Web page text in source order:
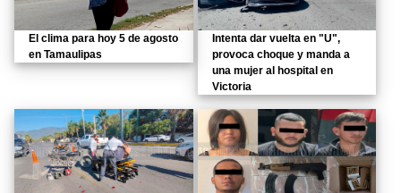
El clima para hoy 5 de agosto
en Tamaulipas
Intenta dar vuelta en "U",
provoca choque y manda a
una mujer al hospital en
Victoria